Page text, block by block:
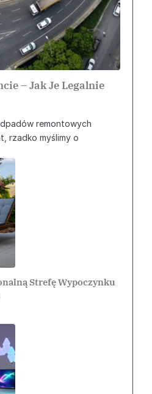
– Jak Je Legalnie
remontowych
rzadko myślimy o
Strefę Wypoczynku